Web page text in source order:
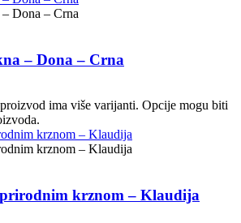
– Dona – Crna
ima više varijanti. Opcije mogu biti
krznom – Klaudija